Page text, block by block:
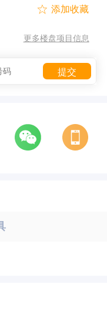

更多楼盘项目信息
提交